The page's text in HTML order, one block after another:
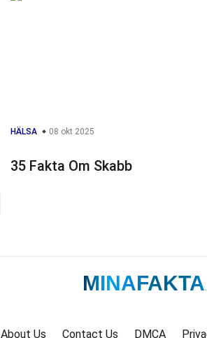
HÄLSA 08 okt 2025
35 Fakta Om Skabb
MINAFAKTA
About Us Contact Us DMCA